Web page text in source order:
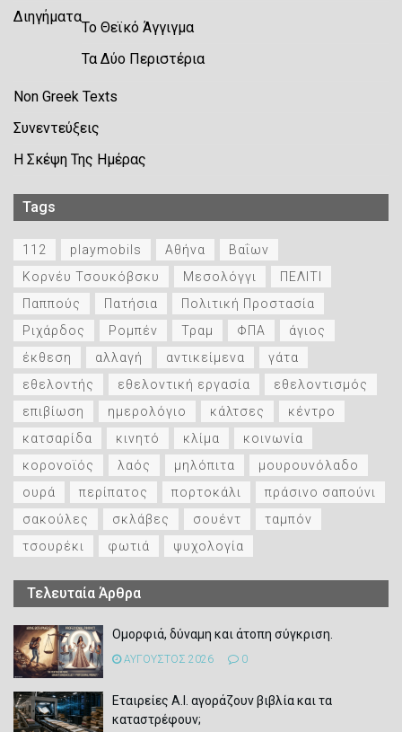
Διηγήματα
Το Θεϊκό Άγγιγμα
Τα Δύο Περιστέρια
Non Greek Texts
Συνεντεύξεις
Η Σκέψη Της Ημέρας
Tags
112 playmobils Αθήνα
Βαΐων
Κορνέυ Τσουκόβσκυ
Μεσολόγγι
ΠΕΛΙΤΙ
Παππούς
Πατήσια
Πολιτική Προστασία
Ριχάρδος
Ρομπέν Τραμ ΦΠΑ
άγιος
έκθεση
αλλαγή αντικείμενα
γάτα
εθελοντής
εθελοντική εργασία
εθελοντισμός
επιβίωση
ημερολόγιο κάλτσες
κέντρο
κατσαρίδα
κινητό κλίμα
κοινωνία
κορονοϊός
λαός μηλόπιτα
μουρουνόλαδο
ουρά
περίπατος πορτοκάλι
πράσινο σαπούνι
σακούλες
σκλάβες σουέντ
ταμπόν
τσουρέκι
φωτιά ψυχολογία
Τελευταία Άρθρα
Ομορφιά, δύναμη και άτοπη σύγκριση.
ΑΥΓΟΥΣΤΟΣ 2026 0
Εταιρείες Α.Ι. αγοράζουν βιβλία και τα
καταστρέφουν;